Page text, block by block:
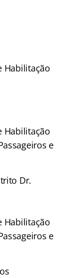
Habilitação
Habilitação
e
Dr.
Habilitação
e